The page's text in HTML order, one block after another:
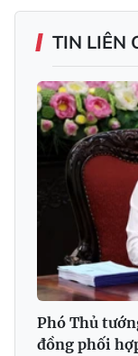
TIN LIÊN
Phó Thủ
đồng phối